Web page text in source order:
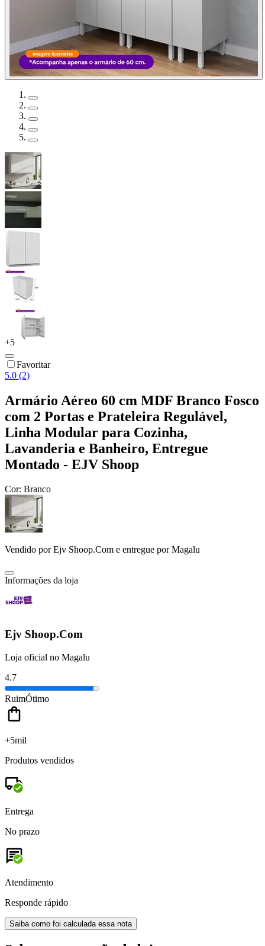
+5
Favoritar
5.0 (2)
Armário Aéreo 60 cm MDF Branco Fosco
com 2 Portas e Prateleira Regulável,
Linha Modular para Cozinha,
Lavanderia e Banheiro, Entregue
Montado - EJV Shoop
Cor: Branco
Vendido porEjv Shoop.Com e entregue por Magalu
Informações da loja
Ejv Shoop.Com
Loja oficial no Magalu
4.7
RuimÓtimo
+5mil
Produtos vendidos
Entrega
No prazo
Atendimento
Responde rápido
Saiba como foi calculada essa nota